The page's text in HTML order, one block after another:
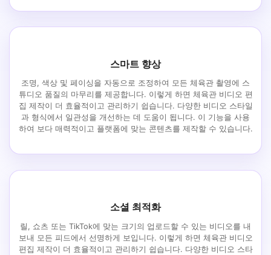
스마트 향상
조명, 색상 및 페이싱을 자동으로 조정하여 모든 체육관 촬영에 스
튜디오 품질의 마무리를 제공합니다. 이렇게 하면 체육관 비디오 편
집 제작이 더 효율적이고 관리하기 쉽습니다. 다양한 비디오 스타일
과 형식에서 일관성을 개선하는 데 도움이 됩니다. 이 기능을 사용
하여 보다 매력적이고 플랫폼에 맞는 콘텐츠를 제작할 수 있습니다.
소셜 최적화
릴, 쇼츠 또는 TikTok에 맞는 크기의 업로드할 수 있는 비디오를 내
보내 모든 피드에서 선명하게 보입니다. 이렇게 하면 체육관 비디오
편집 제작이 더 효율적이고 관리하기 쉽습니다. 다양한 비디오 스타